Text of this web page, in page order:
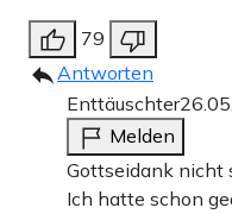
79
Antworten
Enttäuschter
Melden
Gottseidank nicht
Ich hatte schon